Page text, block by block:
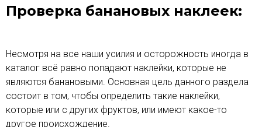
Проверка банановых наклеек:
Несмотря на все наши усилия и осторожность иногда в
каталог всё равно попадают наклейки, которые не
являются банановыми. Основная цель данного раздела
состоит в том, чтобы определить такие наклейки,
которые или с других фруктов, или имеют какое-то
другое происхождение.